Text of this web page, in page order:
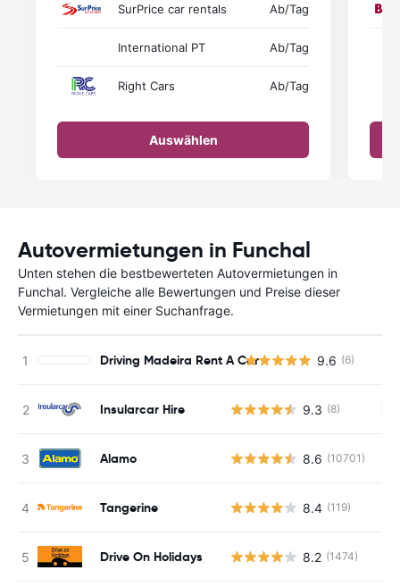
SurPrice car rentals Ab/Tag
International PT Ab/Tag
Right Cars Ab/Tag
Auswählen
Autovermietungen in Funchal
Unten stehen die bestbewerteten Autovermietungen in
Funchal. Vergleiche alle Bewertungen und Preise dieser
Vermietungen mit einer Suchanfrage.
Driving Madeira Rent A Car 9.6 (6)
Insularcar Hire 9.3 (8)
Alamo 8.6 (10701)
Tangerine 8.4 (119)
Drive On Holidays 8.2 (1474)